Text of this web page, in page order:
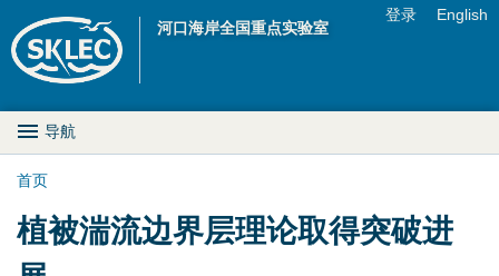
河口海岸全国重点实验室
m
登录 English
M
a
导航
你
在
首页
植被湍流边界层理论取得突破进